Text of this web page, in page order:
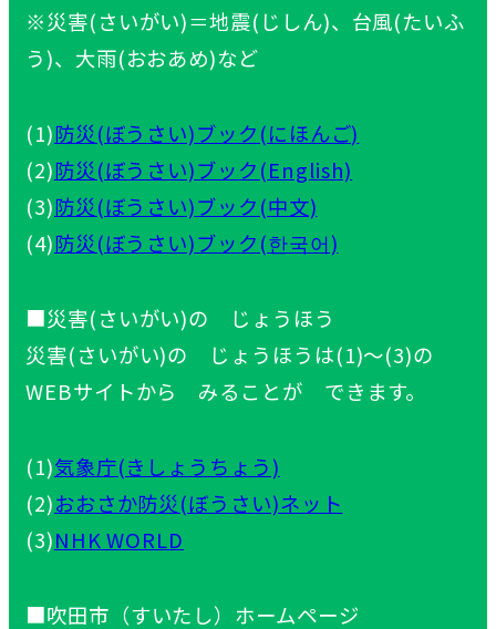
※災害(さいがい)＝地震(じしん)、台風(たいふ
う)、大雨(おおあめ)など
(1)防災(ぼうさい)ブック(にほんご)
(2)防災(ぼうさい)ブック(English)
(3)防災(ぼうさい)ブック(中文)
(4)防災(ぼうさい)ブック(한국어)
■災害(さいがい)の じょうほう
災害(さいがい)の じょうほうは(1)～(3)の
WEBサイトから みることが できます。
(1)気象庁(きしょうちょう)
(2)おおさか防災(ぼうさい)ネット
(3)NHK WORLD
■吹田市（すいたし）ホームページ